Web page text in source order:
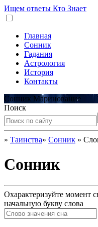
Ищем ответы Кто Знает
Главная
Сонник
Гадания
Астрология
История
Контакты
Сонник Маринование
Поиск
» Таинства» Сонник »
Сонник
Охарактеризуйте момент
начальную букву слова